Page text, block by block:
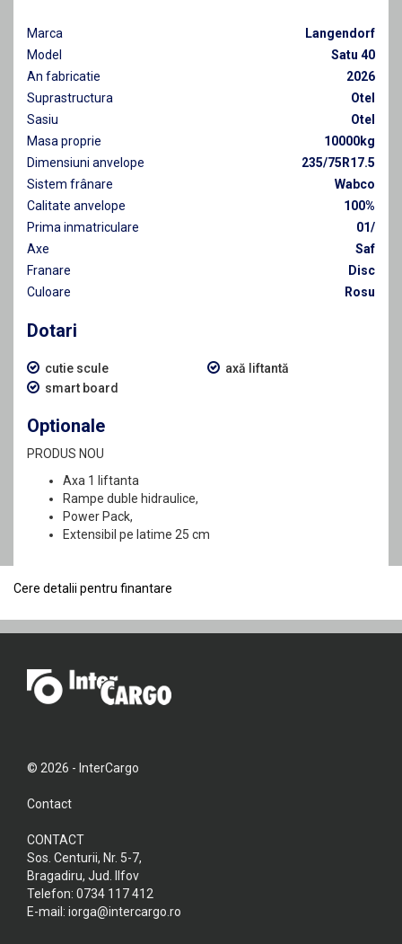
Marca
Langendorf
Model
Satu 40
An fabricatie
2026
Suprastructura
Otel
Sasiu
Otel
Masa proprie
10000kg
Dimensiuni anvelope
235/75R17.5
Sistem frânare
Wabco
Calitate anvelope
100%
Prima inmatriculare
01/
Axe
Saf
Franare
Disc
Culoare
Rosu
Dotari
cutie scule
smart board
axă liftantă
Optionale
PRODUS NOU
Axa 1 liftanta
Rampe duble hidraulice,
Power Pack,
Extensibil pe latime 25 cm
Cere detalii pentru finantare
© 2026 - InterCargo
Contact
CONTACT
Sos. Centurii, Nr. 5-7,
Bragadiru, Jud. Ilfov
Telefon: 0734 117 412
E-mail: iorga@intercargo.ro